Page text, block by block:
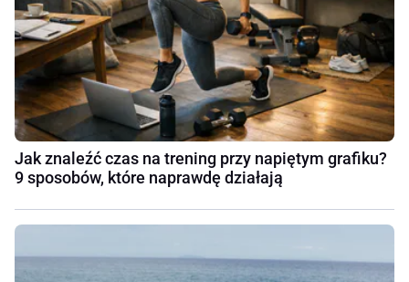
Jak znaleźć czas na trening przy napiętym grafiku?
9 sposobów, które naprawdę działają